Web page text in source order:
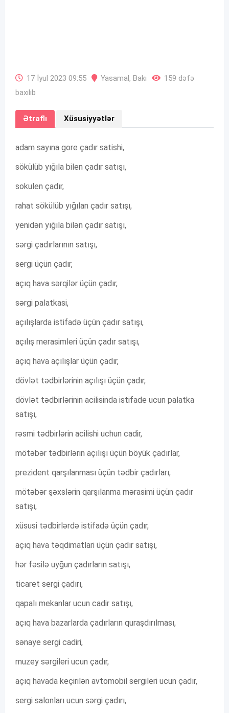
17 İyul 2023 09:55 Yasamal, Bakı
159 dəfə
baxılıb
Ətraflı Xüsusiyyətlər
adam sayına gore çadır satishi,
sökülüb yığıla bilen çadır satışı,
sokulen çadır,
rahat sökülüb yığılan çadır satışı,
yenidən yığıla bilən çadır satışı,
sərgi çadırlarının satışı,
sergi üçün çadır,
açıq hava sərqilər üçün çadır,
sərgi palatkasi,
açılışlarda istifadə üçün çadır satışı,
açılış merasimleri üçün çadır satışı,
açıq hava açılışlar üçün çadır,
dövlət tədbirlərinin açılışı üçün çadır,
dövlət tədbirlərinin acilisinda istifade ucun palatka
satışı,
rəsmi tədbirlərin acilishi uchun cadir,
mötəbər tədbirlərin açılışı üçün böyük çadırlar,
prezident qarşılanması üçün tədbir çadırları,
mötəbər şəxslərin qarşılanma mərasimi üçün çadır
satışı,
xüsusi tədbirlərdə istifadə üçün çadır,
açıq hava təqdimatlari üçün çadır satışı,
hər fəsilə uyğun çadırların satışı,
ticaret sergi çadırı,
qapalı mekanlar ucun cadir satışı,
açıq hava bazarlarda çadırların quraşdırılması,
sənaye sergi cadiri,
muzey sərgileri ucun çadır,
açıq havada keçirilən avtomobil sergileri ucun çadır,
sergi salonları ucun sərgi çadırı,